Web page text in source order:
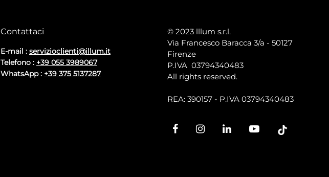
Contattaci
E-mail : servizioclienti@illum.it
Telefono : +39 055 3989067
WhatsApp : +39 375 5137287
© 2023 lllum s.r.l.
Via Francesco Baracca 3/a - 50127
Firenze
P.IVA 03794340483
All rights reserved.
REA: 390157 - P.IVA 03794340483